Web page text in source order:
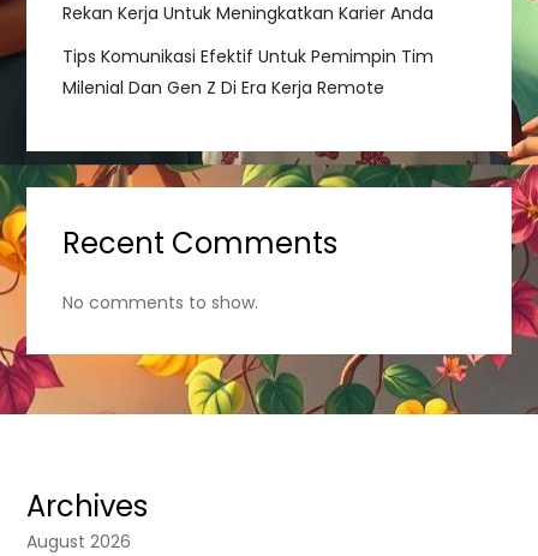
Rekan Kerja Untuk Meningkatkan Karier Anda
Tips Komunikasi Efektif Untuk Pemimpin Tim
Milenial Dan Gen Z Di Era Kerja Remote
Recent Comments
No comments to show.
Archives
August 2026